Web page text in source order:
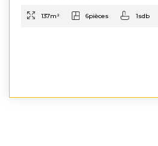
137m² 6pièces 1sdb